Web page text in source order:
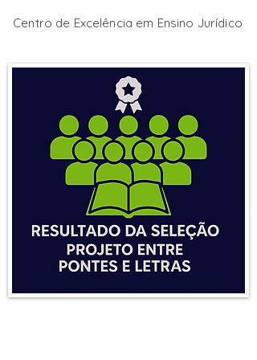
Centro de Excelência em Ensino Jurídico